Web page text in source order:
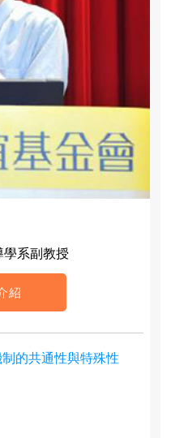
系副教授
紹
的共通性與特殊性